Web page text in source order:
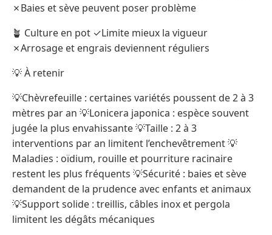
✗Baies et sève peuvent poser problème
🪴 Culture en pot ✓Limite mieux la vigueur
✗Arrosage et engrais deviennent réguliers
💡 À retenir
💡Chèvrefeuille : certaines variétés poussent de 2 à 3
mètres par an 💡Lonicera japonica : espèce souvent
jugée la plus envahissante 💡Taille : 2 à 3
interventions par an limitent l’enchevêtrement 💡
Maladies : oïdium, rouille et pourriture racinaire
restent les plus fréquents 💡Sécurité : baies et sève
demandent de la prudence avec enfants et animaux
💡Support solide : treillis, câbles inox et pergola
limitent les dégâts mécaniques